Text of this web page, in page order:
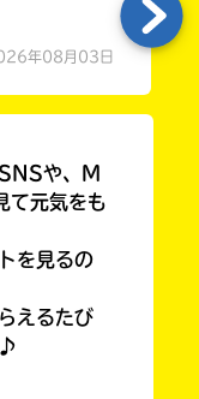
年08月03日
や、M
て元気をも
を見るの
えるたび
♪